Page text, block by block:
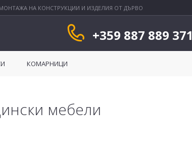
НА КОНСТРУКЦИИ И ИЗДЕЛИЯ ОТ ДЪРВО
+359 887 889 371
КОМАРНИЦИ
мебели